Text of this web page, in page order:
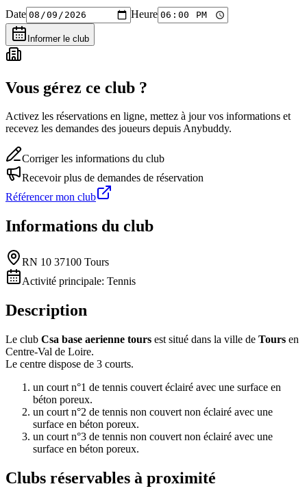
Date Heure
Informer le club
Vous gérez ce club ?
Activez les réservations en ligne, mettez à jour vos informations et
recevez les demandes des joueurs depuis Anybuddy.
Corriger les informations du club
Recevoir plus de demandes de réservation
Référencer mon club
Informations du club
RN 10 37100 Tours
Activité principale: Tennis
Description
Le club Csa base aerienne tours est situé dans la ville de Tours en
Centre-Val de Loire.
Le centre dispose de 3 courts.
un court n°1 de tennis couvert éclairé avec une surface en
béton poreux.
un court n°2 de tennis non couvert non éclairé avec une
surface en béton poreux.
un court n°3 de tennis non couvert non éclairé avec une
surface en béton poreux.
Clubs réservables à proximité